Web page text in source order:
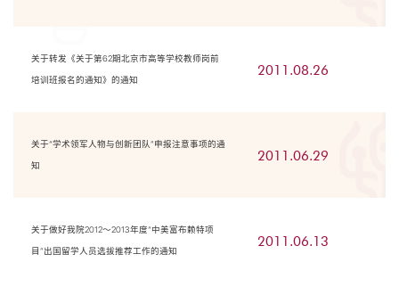
关于转发《关于第62期北京市高等学校教师岗前
培训班报名的通知》的通知
2011.08.26
关于“学术领军人物与创新团队”申报注意事项的通
知
2011.06.29
关于做好我院2012～2013年度“中美富布赖特项
目”出国留学人员选拔推荐工作的通知
2011.06.13